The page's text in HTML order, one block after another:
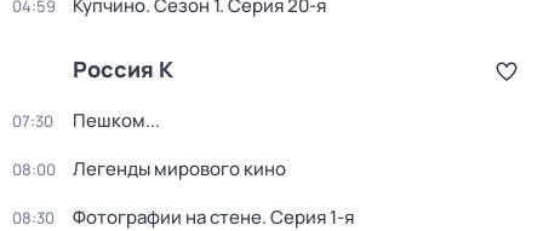
04:59 Купчино. Сезон 1. Серия 20-я
Россия К
07:30 Пешком...
08:00 Легенды мирового кино
08:30 Фотографии на стене. Серия 1-я